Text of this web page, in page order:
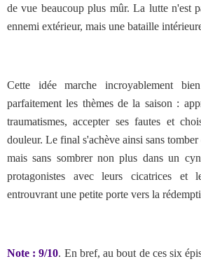
de vue beaucoup plus mûr. La lutte n'est
ennemi extérieur, mais une bataille
Cette idée marche incroyablement
parfaitement les thèmes de la saison :
traumatismes, accepter ses fautes et
douleur. Le final s'achève ainsi sans
mais sans sombrer non plus dans un
protagonistes avec leurs cicatrices et
entrouvrant une petite porte vers la
Note : 9/10. En bref, au bout de ces six